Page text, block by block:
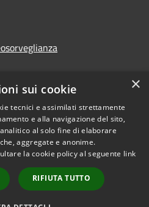
Copyright © 2026 • Comune di
Municipium•
Accesso
redazione
×
sui cookie
tecnici e assimilati strettamente
e alla navigazione del sito,
al solo fine di elaborare
aggregate e anonime.
la cookie policy al seguente link
RIFIUTA TUTTO